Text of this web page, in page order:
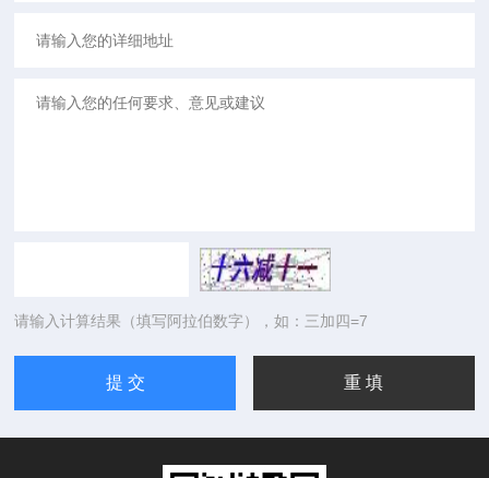
请输入计算结果（填写阿拉伯数字），如：三加四=7